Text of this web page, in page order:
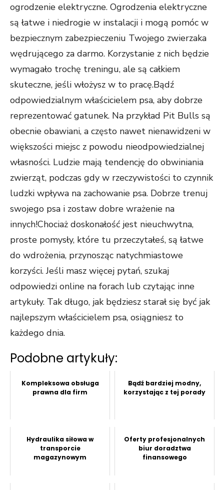
ogrodzenie elektryczne. Ogrodzenia elektryczne
są łatwe i niedrogie w instalacji i mogą pomóc w
bezpiecznym zabezpieczeniu Twojego zwierzaka
wędrującego za darmo. Korzystanie z nich będzie
wymagało trochę treningu, ale są całkiem
skuteczne, jeśli włożysz w to pracę.Bądź
odpowiedzialnym właścicielem psa, aby dobrze
reprezentować gatunek. Na przykład Pit Bulls są
obecnie obawiani, a często nawet nienawidzeni w
większości miejsc z powodu nieodpowiedzialnej
własności. Ludzie mają tendencję do obwiniania
zwierząt, podczas gdy w rzeczywistości to czynnik
ludzki wpływa na zachowanie psa. Dobrze trenuj
swojego psa i zostaw dobre wrażenie na
innych!Chociaż doskonałość jest nieuchwytna,
proste pomysły, które tu przeczytałeś, są łatwe
do wdrożenia, przynosząc natychmiastowe
korzyści. Jeśli masz więcej pytań, szukaj
odpowiedzi online na forach lub czytając inne
artykuły. Tak długo, jak będziesz starał się być jak
najlepszym właścicielem psa, osiągniesz to
każdego dnia.
Podobne artykuły:
Kompleksowa obsługa
prawna dla firm
Bądź bardziej modny,
korzystając z tej porady
Hydraulika siłowa w
transporcie
magazynowym
Oferty profesjonalnych
biur doradztwa
finansowego